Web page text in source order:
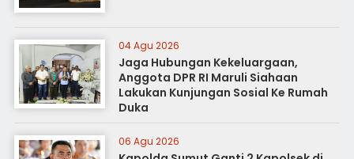
04 Agu 2026
Jaga Hubungan Kekeluargaan,
Anggota DPR RI Maruli Siahaan
Lakukan Kunjungan Sosial Ke Rumah
Duka
06 Agu 2026